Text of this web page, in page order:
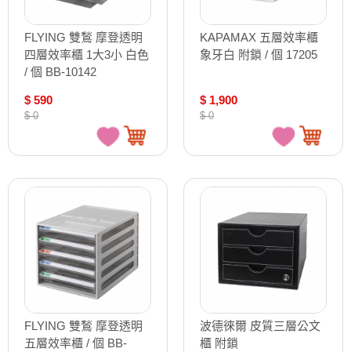
FLYING 雙鶖 摩登透明
四層效率櫃 1大3小 白色
/ 個 BB-10142
$ 590
$ 0
KAPAMAX 五層效率櫃
象牙白 附鎖 / 個 17205
$ 1,900
$ 0
FLYING 雙鶖 摩登透明
五層效率櫃 / 個 BB-
波德徠爾 皮質三層公文
櫃 附鎖